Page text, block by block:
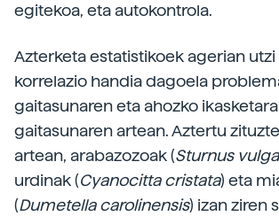
egitekoa, eta autokontrola.
Azterketa estatistikoek agerian
korrelazio handia dagoela
gaitasunaren eta ahozko
gaitasunaren artean. Aztertu
artean, arabazozoak (Sturnus
urdinak (Cyanocitta cristata) eta
(Dumetella carolinensis) izan ziren